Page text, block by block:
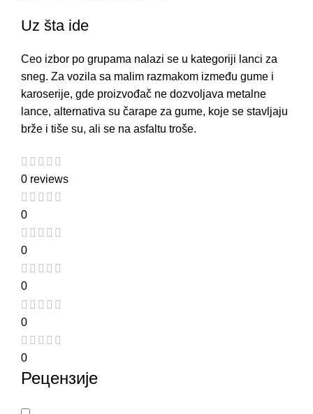
Uz šta ide
Ceo izbor po grupama nalazi se u kategoriji lanci za
sneg. Za vozila sa malim razmakom između gume i
karoserije, gde proizvođač ne dozvoljava metalne
lance, alternativa su čarape za gume, koje se stavljaju
brže i tiše su, ali se na asfaltu troše.
0 reviews
0
0
0
0
0
Рецензије